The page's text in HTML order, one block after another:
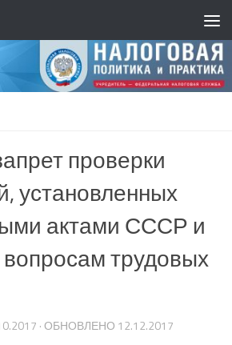
проверки
установленных
актами СССР и
трудовых
· ОБНОВЛЕНО 12.12.2017